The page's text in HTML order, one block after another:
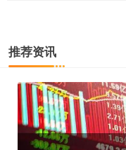
推荐资讯